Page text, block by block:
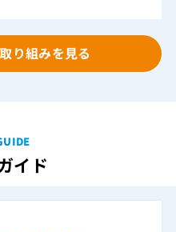
り組みを見る
イド